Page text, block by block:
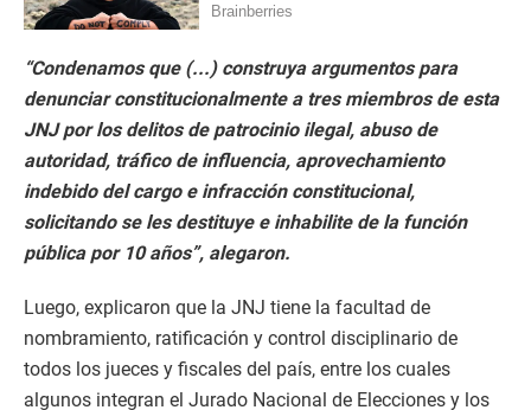
“Condenamos que (...) construya argumentos para
denunciar constitucionalmente a tres miembros de esta
JNJ por los delitos de patrocinio ilegal, abuso de
autoridad, tráfico de influencia, aprovechamiento
indebido del cargo e infracción constitucional,
solicitando se les destituye e inhabilite de la función
pública por 10 años”, alegaron.
Luego, explicaron que la JNJ tiene la facultad de
nombramiento, ratificación y control disciplinario de
todos los jueces y fiscales del país, entre los cuales
algunos integran el Jurado Nacional de Elecciones y los